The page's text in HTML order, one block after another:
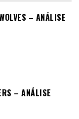
– ANÁLISE
– ANÁLISE